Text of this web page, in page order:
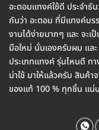
อะตอมแทงค์ใช้ดี ประจำธั
กันว่า อะตอม ที่มีแทงค์บร
งานได้ง่ายมากๆ และ จะ
มือใหม่ นั่นเองครับผม และ
ประเภทแทงค์ รุ่นไหนดี ท
น่าใช้ มาให้แล้วครับ สินค้
ของแท้ 100 % ทุกชิ้น แ